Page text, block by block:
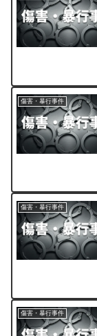
傷害・暴行事件
傷害・暴行事件
傷害・暴行事件